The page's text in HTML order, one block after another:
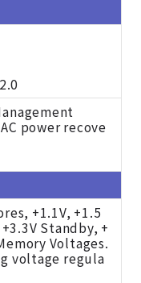
power recove
+1.1V, +1.5
Standby, +
Voltages.
voltage regula